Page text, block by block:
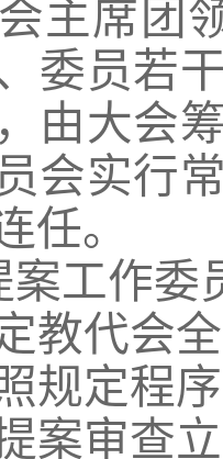
主席团
委员若
由大会
会实行
任。
案工作委
教代会
规定程
案审查